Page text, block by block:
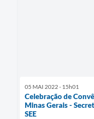
05 MAI 2022 - 15h01
Celebração de
Minas Gerais -
SEE